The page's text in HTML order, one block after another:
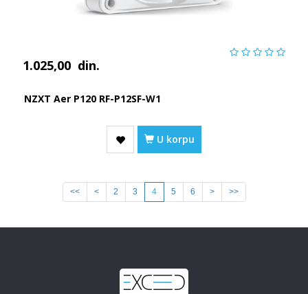
1.025,00 din.
NZXT Aer P120 RF-P12SF-W1
U korpu
<< < 2 3 4 5 6 > >>